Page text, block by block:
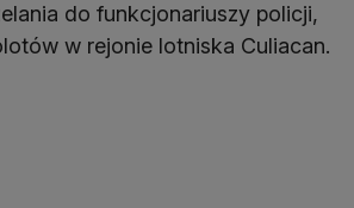
do funkcjonariuszy policji,
w rejonie lotniska Culiacan.